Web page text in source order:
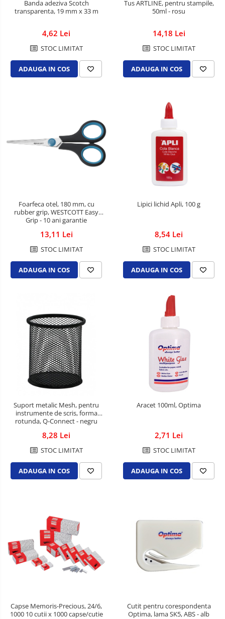
Spray-uri mobila
Banda adeziva Scotch
transparenta, 19 mm x 33 m
4,62 Lei
STOC LIMITAT
ADAUGA IN COS
Tus ARTLINE, pentru stampile,
50ml - rosu
14,18 Lei
STOC LIMITAT
ADAUGA IN COS
Foarfeca otel, 180 mm, cu
rubber grip, WESTCOTT Easy
Grip - 10 ani garantie
13,11 Lei
STOC LIMITAT
ADAUGA IN COS
Lipici lichid Apli, 100 g
8,54 Lei
STOC LIMITAT
ADAUGA IN COS
Suport metalic Mesh, pentru
instrumente de scris, forma
rotunda, Q-Connect - negru
8,28 Lei
STOC LIMITAT
ADAUGA IN COS
Aracet 100ml, Optima
2,71 Lei
STOC LIMITAT
ADAUGA IN COS
Capse Memoris-Precious, 24/6,
1000 10 cutii x 1000 capse/cutie
Cutit pentru corespondenta
Optima, lama SK5, ABS - alb